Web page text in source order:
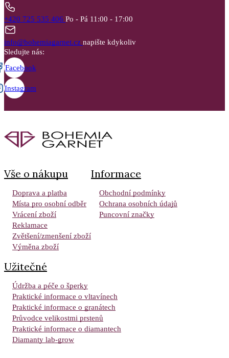
+420 725 535 406 Po - Pá 11:00 - 17:00
info@bohemiagarnet.cz napište kdykoliv
Sledujte nás:
Facebook
Instagram
Vše o nákupu
Doprava a platba
Místa pro osobní odběr
Vrácení zboží
Reklamace
Zvětšení/zmenšení zboží
Výměna zboží
Informace
Obchodní podmínky
Ochrana osobních údajů
Puncovní značky
Užitečné
Údržba a péče o šperky
Praktické informace o vltavínech
Praktické informace o granátech
Průvodce velikostmi prstenů
Praktické informace o diamantech
Diamanty lab-grow